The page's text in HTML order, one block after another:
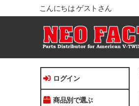
こんにちは ゲストさん
ログイン
商品別で選ぶ